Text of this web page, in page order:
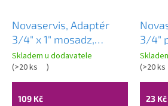
Novaservis, Adaptér
3/4" x 1" mosadz,
DY8023C
Skladem u dodavatele
(>20 ks )
109 Kč
3/4"
(>20 ks
23 Kč